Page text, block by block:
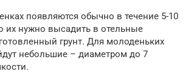
появляются обычно в течение 5-10
их нужно высадить в отельные
грунт. Для молоденьких
небольшие – диаметром до 7